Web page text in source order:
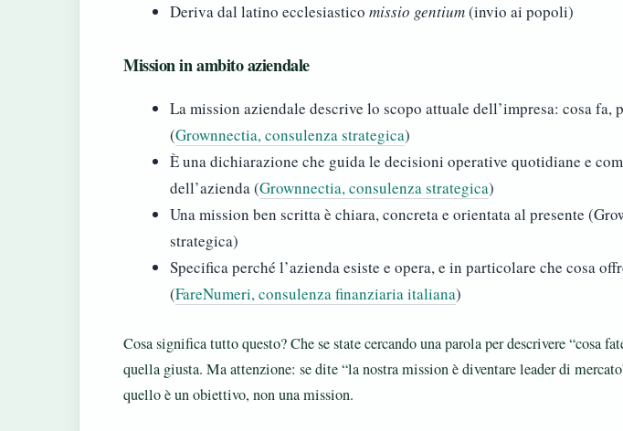
Deriva dal latino ecclesiastico missio gentium(invio ai popoli)
Mission in ambito aziendale
La mission aziendale descrive lo scopo attuale dell’impresa: cosa fa,
(Grownnectia, consulenza strategica)
È una dichiarazione che guida le decisioni operative quotidiane e
dell’azienda (Grownnectia, consulenza strategica)
Una mission ben scritta è chiara, concreta e orientata al presente
strategica)
Specifica perché l’azienda esiste e opera, e in particolare che cosa
(FareNumeri, consulenza finanziaria italiana)
Cosa significa tutto questo? Che se state cercando una parola per descrivere “cosa
quella giusta. Ma attenzione: se dite “la nostra mission è diventare leader di
quello è un obiettivo, non una mission.